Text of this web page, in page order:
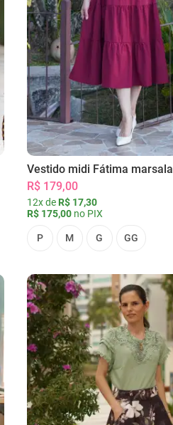
Vestido midi Fátima marsala
R$ 179,00
12x de R$ 17,30
R$ 175,00no PIX
P M G GG